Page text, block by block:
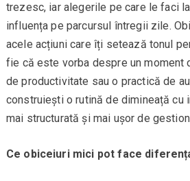
trezesc, iar alegerile pe care le faci
influența pe parcursul întregii zile.
acele acțiuni care îți setează tonul
fie că este vorba despre un moment
de productivitate sau o practică de
construiești o rutină de dimineață cu
mai structurată și mai ușor de
Ce obiceiuri mici pot face